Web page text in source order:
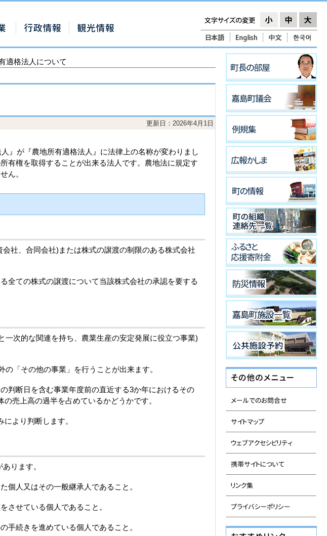
適格法人について
更新日：2026年4月1日
』が『農地所有適格法人』に法律上の名称が変わりまし
有権を取得することが出来る法人です。農地法に規定す
ん。
社、合同会社)または株式の譲渡の制限のある株式会社
全ての株式の譲渡について当該株式会社の承認を要する
次的な関連を持ち、農業生産の安定発展に役立つ事業)
「その他の事業」を行うことが出来ます。
判断日を含む事業年度前の直近する3か年におけるその
売上高の過半を占めているかどうかです。
より判断します。
ります。
個人又はその一般継承人であること。
させている個人であること。
手続きを進めている個人であること。